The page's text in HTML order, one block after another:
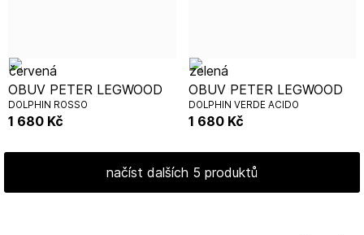
OBUV PETER LEGWOOD
DOLPHIN ROSSO
1 680 Kč
OBUV PETER LEGWOOD
DOLPHIN VERDE ACIDO
1 680 Kč
načíst dalších 5 produktů